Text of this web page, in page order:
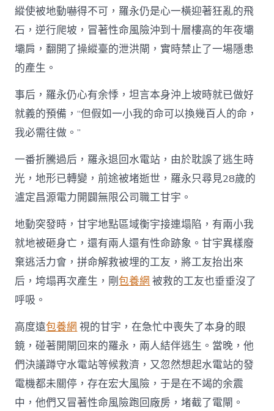
縱使被地動嚇得不可，羅永仍是心一橫迎著狂亂的飛
石，逆行爬坡，冒著性命風險沖到十層樓高的年夜壩
壩肩，翻開了操縱臺的泄洪閘，實時禁止了一場隱患
的產生。
事后，羅永仍心有余悸，坦言本身沖上坡時就已做好
就義的預備，“但假如一小我的命可以換幾百人的命，
我必需往做。”
一番折騰過后，羅永退回水電站，由於耽誤了逃生時
光，地形已轉變，前途被堵逝世，羅永只尋見28歲的
瀘定昌源電力開闢無限公司職工甘宇。
地動突發時，甘宇地點區域衡宇接連塌陷，有兩小我
就地被砸身亡，還有兩人還有性命跡象。甘宇異樣廢
棄逃活力會，拼命解救被埋的工友，將工友抬出來
后，垮塌再次產生，剛包養網 被救的工友也垂垂沒了
呼吸。
高度遠包養網 視的甘宇，在急忙中喪失了本身的眼
鏡，碰著開閘回來的羅永，兩人結伴逃生。當晚，他
們決議蹲守水電站等候救濟，又忽然想起水電站的發
電機都未關停，存在宏大風險，于是在不竭的余震
中，他們又冒著性命風險跑回廠房，堵截了電閘。